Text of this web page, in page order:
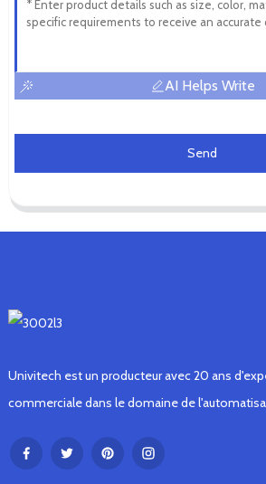
AI Helps Write
Send
Univitech est un producteur avec 20 ans
commerciale dans le domaine de